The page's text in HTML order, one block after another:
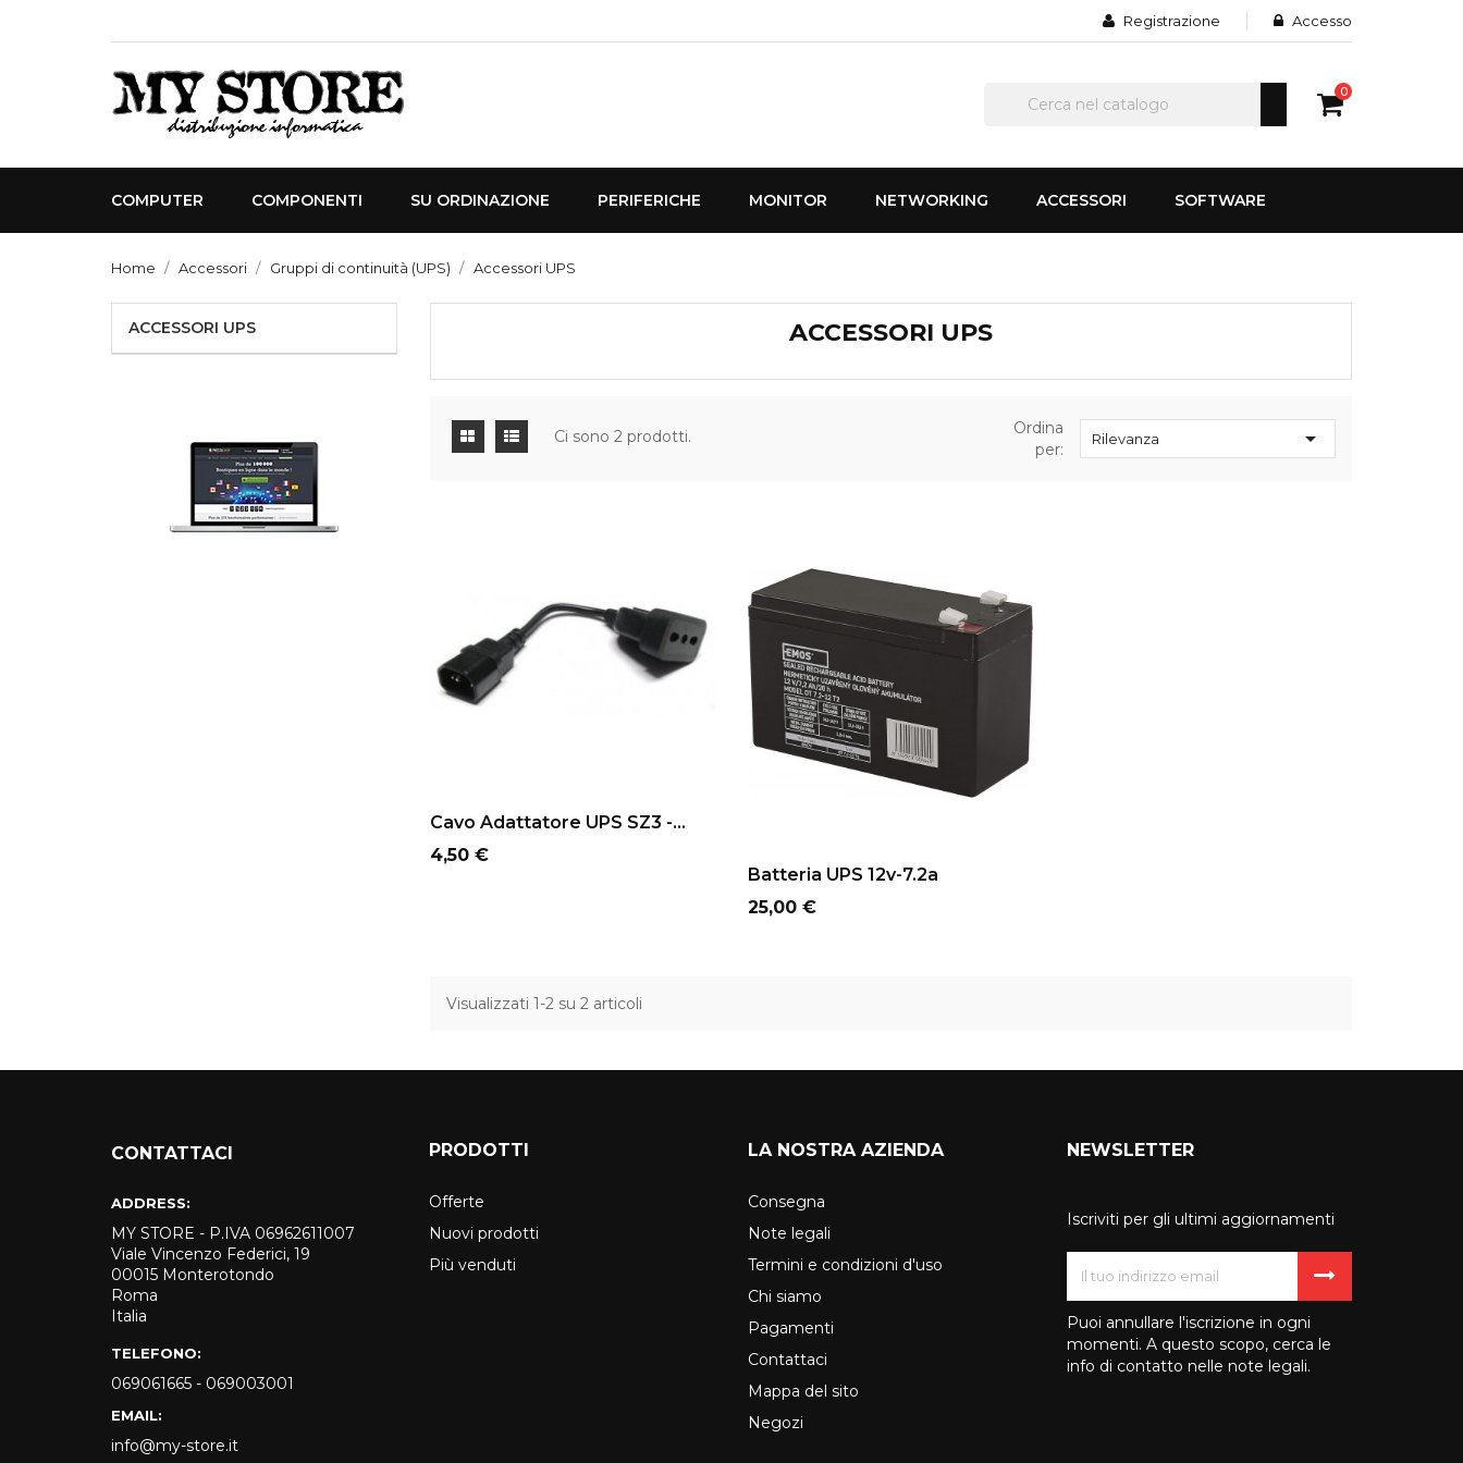
Registrazione Accesso
0
COMPUTER COMPONENTI SU ORDINAZIONE PERIFERICHE MONITOR NETWORKING ACCESSORI SOFTWARE
Home Accessori Gruppi di continuità (UPS) Accessori UPS
ACCESSORI UPS ACCESSORI UPS
Ci sono 2 prodotti.
Ordina
per:
Rilevanza 
Cavo Adattatore UPS SZ3 -...
Prezzo
4,50 €
Batteria UPS 12v-7.2a
Prezzo
25,00 €
Visualizzati 1-2 su 2 articoli
CONTATTACI
ADDRESS:
MY STORE - P.IVA 06962611007
Viale Vincenzo Federici, 19
00015 Monterotondo
Roma
Italia
TELEFONO:
069061665 - 069003001
EMAIL:
info@my-store.it
PRODOTTI
Offerte
Nuovi prodotti
Più venduti
LA NOSTRA AZIENDA
Consegna
Note legali
Termini e condizioni d'uso
Chi siamo
Pagamenti
Contattaci
Mappa del sito
Negozi
NEWSLETTER
Iscriviti per gli ultimi aggiornamenti
Puoi annullare l'iscrizione in ogni
momenti. A questo scopo, cerca le
info di contatto nelle note legali.